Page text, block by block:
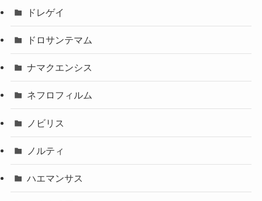
ドレゲイ
ドロサンテマム
ナマクエンシス
ネフロフィルム
ノビリス
ノルティ
ハエマンサス